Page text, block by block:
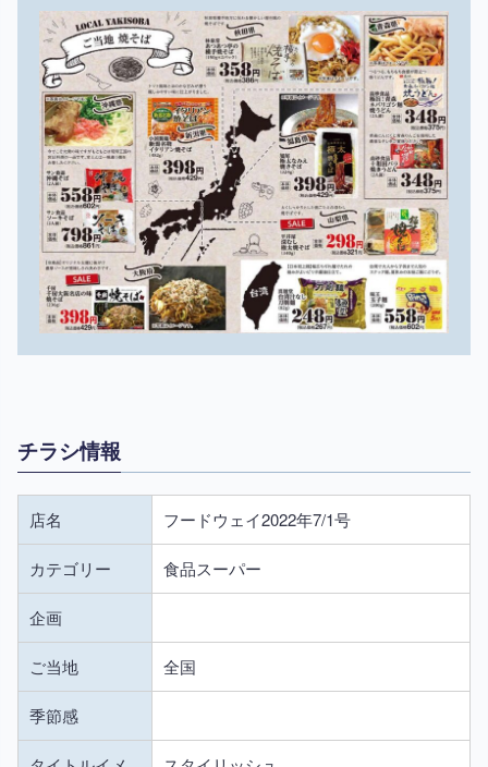
チラシ情報
店名 フードウェイ2022年7/1号
カテゴリー 食品スーパー
企画
ご当地 全国
季節感